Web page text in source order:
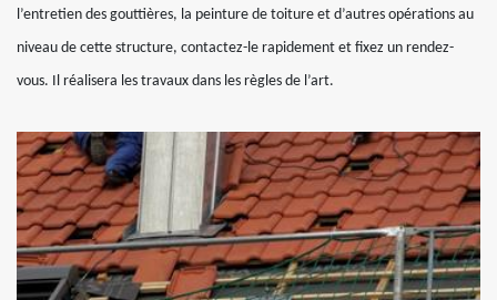
l’entretien des gouttières, la peinture de toiture et d’autres opérations au
niveau de cette structure, contactez-le rapidement et fixez un rendez-
vous. Il réalisera les travaux dans les règles de l’art.